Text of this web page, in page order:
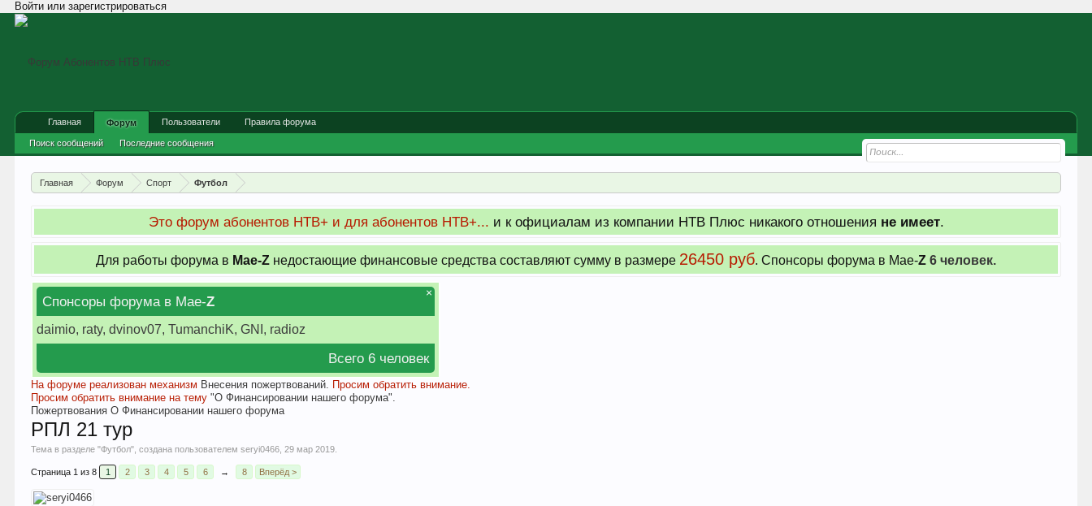
Войти или зарегистрироваться
Главная Форум Спорт Футбол
Это форум абонентов НТВ+ и для абонентов НТВ+... и к официалам из компании НТВ Плюс никакого отношения не имеет.
Для работы форума в Мае-Z недостающие финансовые средства составляют сумму в размере 26450 руб. Cпонсоры форума в Мае-Z 6 человек.
Спонсоры форума в Мае-Z
daimio, raty, dvinov07, TumanchiK, GNI, radioz
Всего 6 человек
×
На форуме реализован механизм Внесения пожертвований. Просим обратить внимание.
Просим обратить внимание на тему"О Финансировании нашего форума".
Пожертвования О Финансировании нашего форума
РПЛ 21 тур
Тема в разделе "Футбол", создана пользователемseryi0466 ,29 мар 2019
Страница 1 из 8 1 2 3 4 5 6 → 8 Вперёд >
Главная Форум
Поиск сообщений Последние сообщения
Пользователи Правила форума